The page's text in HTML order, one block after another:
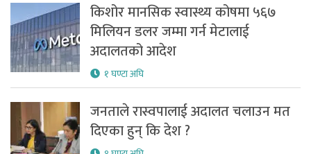
किशोर मानसिक स्वास्थ्य कोषमा ५६७
मिलियन डलर जम्मा गर्न मेटालाई
अदालतको आदेश
१ घण्टा अघि
जनताले रास्वपालाई अदालत चलाउन मत
दिएका हुन् कि देश ?